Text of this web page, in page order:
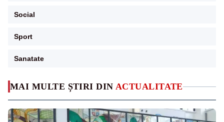
MAI MULTE ȘTIRI DIN ACTUALITATE
Social
Sport
Sanatate